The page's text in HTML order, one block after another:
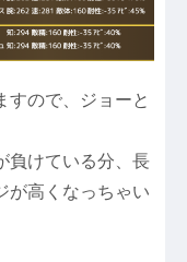
すので、ジョーと
負けている分、長
が高くなっちゃい